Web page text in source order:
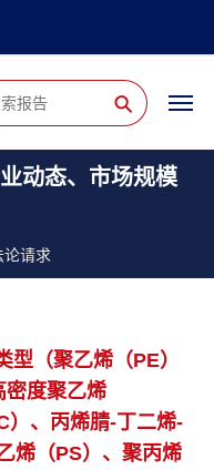
⚲
动态、市场规模
论请求
（聚乙烯（PE）
密度聚乙烯
）、丙烯腈-丁二烯-
烯（PS）、聚丙烯